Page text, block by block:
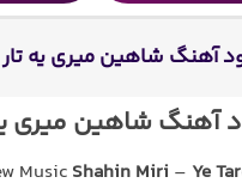
آهنگ شاهین میری یه
آهنگ شاهین میری
Music Shahin Miri – Ye